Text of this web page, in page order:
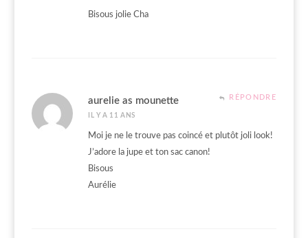
Bisous jolie Cha
aurelie as mounette
IL Y A 11 ANS
RÉPONDRE
Moi je ne le trouve pas coincé et plutôt joli look!
J’adore la jupe et ton sac canon!
Bisous
Aurélie